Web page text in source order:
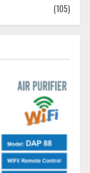
(105)